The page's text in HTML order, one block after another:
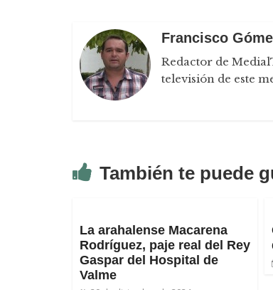
Francisco
Redactor de
televisión de este
También te puede
La arahalense Macarena
Rodríguez, paje real del Rey
Gaspar del Hospital de
Valme